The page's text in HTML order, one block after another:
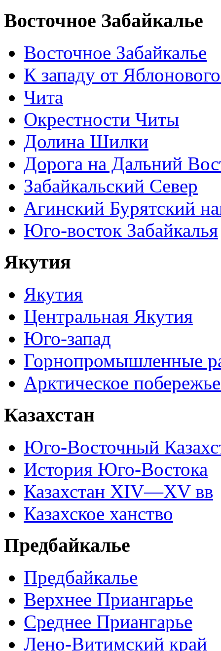
Восточное Забайкалье
Восточное Забайкалье
К западу от
Чита
Окрестности Читы
Долина Шилки
Дорога на Дальний
Забайкальский Север
Агинский Бурятский
Юго-восток Забайкалья
Якутия
Якутия
Центральная Якутия
Юго-запад
Горнопромышленные
Арктическое
Казахстан
Юго-Восточный
История Юго-Востока
Казахстан XIV—XV вв
Казахское ханство
Предбайкалье
Предбайкалье
Верхнее Приангарье
Среднее Приангарье
Лено-Витимский край